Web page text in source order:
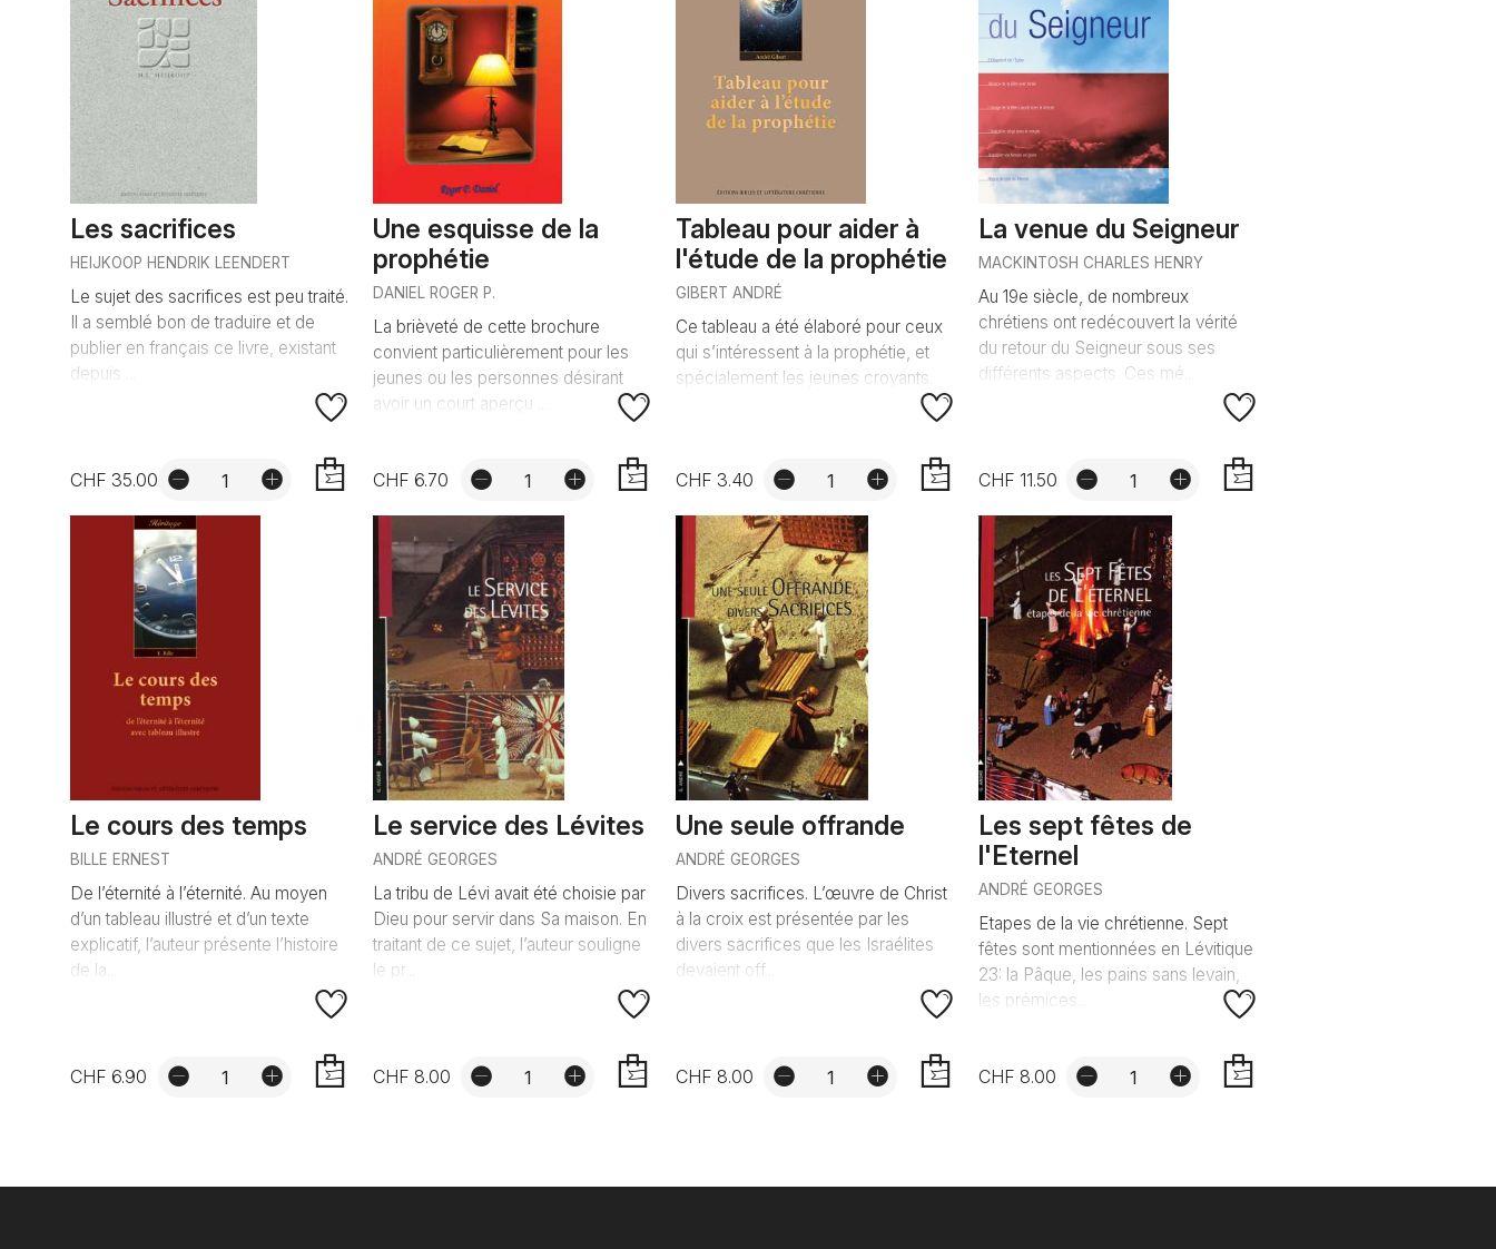
Les sacrifices
HEIJKOOP HENDRIK LEENDERT
Le sujet des sacrifices est peu traité.
Il a semblé bon de traduire et de
publier en français ce livre, existant
depuis ...
CHF 35.00
Une esquisse de la
prophétie
DANIEL ROGER P.
La brièveté de cette brochure
convient particulièrement pour les
jeunes ou les personnes désirant
avoir un court aperçu ...
CHF 6.70
Tableau pour aider à
l'étude de la prophétie
GIBERT ANDRÉ
Ce tableau a été élaboré pour ceux
qui s’intéressent à la prophétie, et
spécialement les jeunes croyants.
CHF 3.40
La venue du Seigneur
MACKINTOSH CHARLES HENRY
Au 19e siècle, de nombreux
chrétiens ont redécouvert la vérité
du retour du Seigneur sous ses
différents aspects. Ces mé...
CHF 11.50
Le cours des temps
BILLE ERNEST
De l’éternité à l’éternité. Au moyen
d’un tableau illustré et d’un texte
explicatif, l’auteur présente l’histoire
de la...
CHF 6.90
Le service des Lévites
ANDRÉ GEORGES
La tribu de Lévi avait été choisie par
Dieu pour servir dans Sa maison. En
traitant de ce sujet, l’auteur souligne
le pr...
CHF 8.00
Une seule offrande
ANDRÉ GEORGES
Divers sacrifices. L’œuvre de Christ
à la croix est présentée par les
divers sacrifices que les Israélites
devaient off...
CHF 8.00
Les sept fêtes de
l'Eternel
ANDRÉ GEORGES
Etapes de la vie chrétienne. Sept
fêtes sont mentionnées en Lévitique
23: la Pâque, les pains sans levain,
les prémices...
CHF 8.00